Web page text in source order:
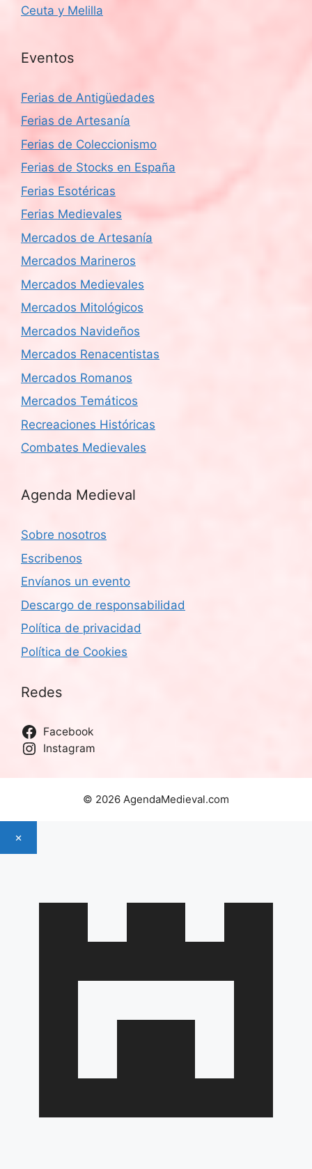
Ceuta y Melilla
Eventos
Ferias de Antigüedades
Ferias de Artesanía
Ferias de Coleccionismo
Ferias de Stocks en España
Ferias Esotéricas
Ferias Medievales
Mercados de Artesanía
Mercados Marineros
Mercados Medievales
Mercados Mitológicos
Mercados Navideños
Mercados Renacentistas
Mercados Romanos
Mercados Temáticos
Recreaciones Históricas
Combates Medievales
Agenda Medieval
Sobre nosotros
Escribenos
Envíanos un evento
Descargo de responsabilidad
Política de privacidad
Política de Cookies
Redes
Facebook
Instagram
© 2026 AgendaMedieval.com
×